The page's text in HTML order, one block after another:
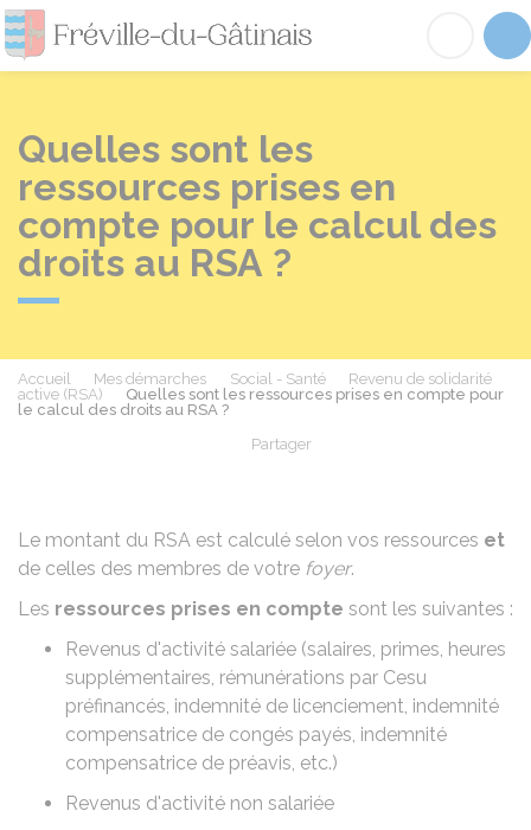
Fréville-du-
Quelles sont les
ressources prises en
compte pour le calcul des
droits au RSA ?
Accueil Mes démarches Social - Santé
Revenu de solidarité
active (RSA)
Quelles sont les ressources prises en compte pour
le calcul des droits au RSA ?
Partager
Le montant du RSA est calculé selon vos ressources et
de celles des membres de votre foyer.
Les ressources prises en compte sont les suivantes :
Revenus d'activité salariée (salaires, primes, heures
supplémentaires, rémunérations par Cesu
préfinancés, indemnité de licenciement, indemnité
compensatrice de congés payés, indemnité
compensatrice de préavis, etc.)
Revenus d'activité non salariée